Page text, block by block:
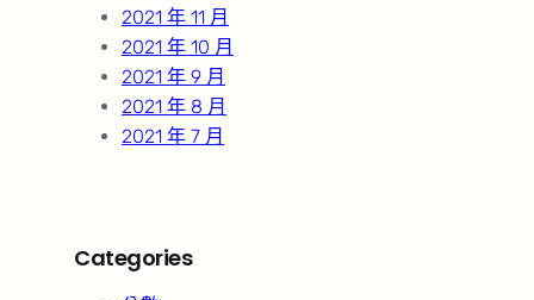
2021 年 11 月
2021 年 10 月
2021 年 9 月
2021 年 8 月
2021 年 7 月
Categories